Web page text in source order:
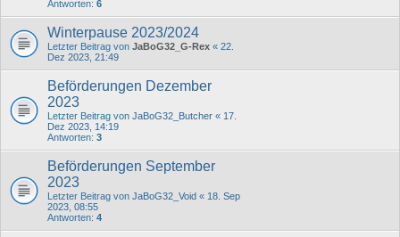
Antworten: 6
Winterpause 2023/2024
Letzter Beitrag von JaBoG32_G-Rex « 22.
Dez 2023, 21:49
Beförderungen Dezember
2023
Letzter Beitrag von JaBoG32_Butcher « 17.
Dez 2023, 14:19
Antworten: 3
Beförderungen September
2023
Letzter Beitrag von JaBoG32_Void « 18. Sep
2023, 08:55
Antworten: 4